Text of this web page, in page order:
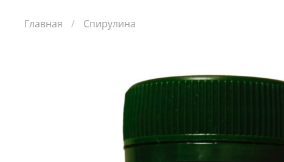
Главная Спирулина